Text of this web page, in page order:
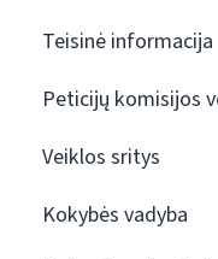
Teisinė informacija
Peticijų komisijos
Veiklos sritys
Kokybės vadyba